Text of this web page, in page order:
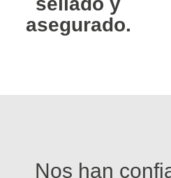
asegurado.
Nos han